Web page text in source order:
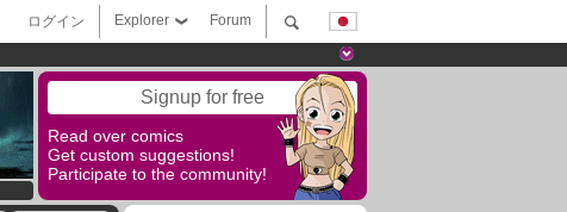
Forum
Explorer
ログイン
Signup for free
Read over comics
Get custom suggestions!
Participate to the community!